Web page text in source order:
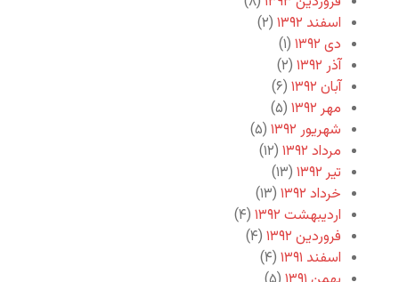
اسفند ۱۳۹۲
(۲)
دی ۱۳۹۲
(۱)
آذر ۱۳۹۲
(۲)
آبان ۱۳۹۲
(۶)
مهر ۱۳۹۲
(۵)
شهریور ۱۳۹۲
(۵)
مرداد ۱۳۹۲
(۱۲)
تیر ۱۳۹۲
(۱۳)
خرداد ۱۳۹۲
(۱۳)
اردیبهشت ۱۳۹۲
(۴)
فروردین ۱۳۹۲
(۴)
اسفند ۱۳۹۱
(۴)